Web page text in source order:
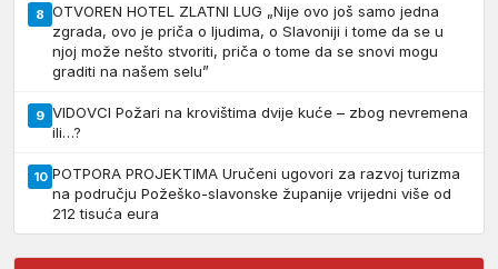
8 OTVOREN HOTEL ZLATNI LUG „Nije ovo još samo jedna
zgrada, ovo je priča o ljudima, o Slavoniji i tome da se u
njoj može nešto stvoriti, priča o tome da se snovi mogu
graditi na našem selu”
9 VIDOVCI Požari na krovištima dvije kuće – zbog nevremena
ili…?
10 POTPORA PROJEKTIMA Uručeni ugovori za razvoj turizma
na području Požeško-slavonske županije vrijedni više od
212 tisuća eura